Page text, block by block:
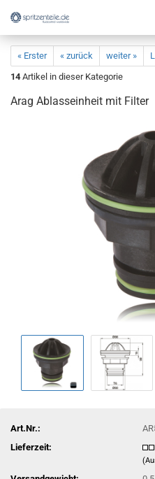
« Erster « zurück weiter »
14 Artikel in dieser Kategorie
Arag Ablasseinheit mit Filter
Art.Nr.:
Lieferzeit: